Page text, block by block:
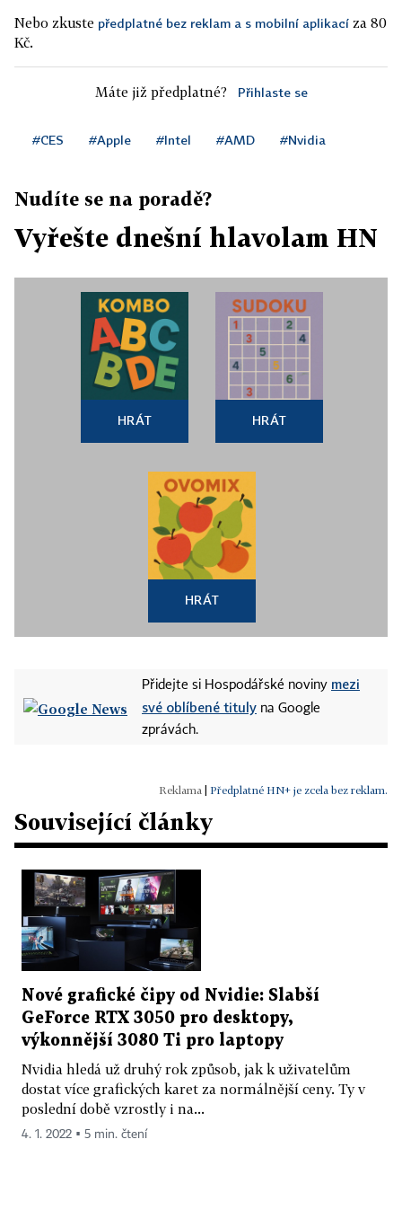
Nebo zkuste předplatné bez reklam a s mobilní aplikací za 80
Kč.
Máte již předplatné? Přihlaste se
#CES #Apple #Intel #AMD #Nvidia
Nudíte se na poradě?
Vyřešte dnešní hlavolam HN
HRÁT HRÁT
HRÁT
Přidejte si Hospodářské noviny mezi
své oblíbené tituly na Google
zprávách.
Předplatné HN+ je zcela bez reklam.
Související články
Nové grafické čipy od Nvidie: Slabší
GeForce RTX 3050 pro desktopy,
výkonnější 3080 Ti pro laptopy
Nvidia hledá už druhý rok způsob, jak k uživatelům
dostat více grafických karet za normálnější ceny. Ty v
poslední době vzrostly i na...
4. 1. 2022 ▪ 5 min. čtení